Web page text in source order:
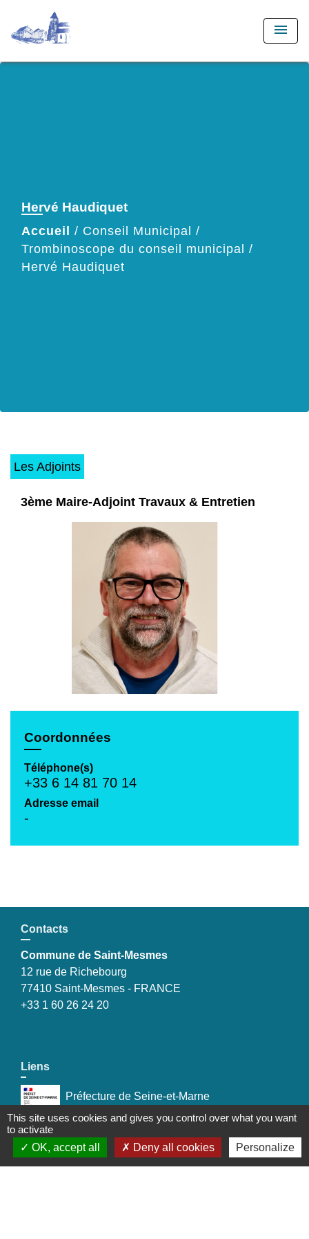
menu
Hervé Haudiquet
Accueil / Conseil Municipal /
Trombinoscope du conseil municipal /
Hervé Haudiquet
Les Adjoints
3ème Maire-Adjoint Travaux & Entretien
Coordonnées
Téléphone(s)
+33 6 14 81 70 14
Adresse email
-
Contacts
Commune de Saint-Mesmes
12 rue de Richebourg
77410 Saint-Mesmes - FRANCE
+33 1 60 26 24 20
Liens
Préfecture de Seine-et-Marne
Région Ile de France
Seine-et-Marne
This site uses cookies and gives you control over what you want
to activate
OK, accept all
Deny all cookies Personalize